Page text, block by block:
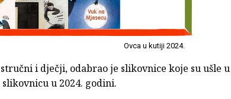
Ovca u kutiji 2024.
i dječji, odabrao je slikovnice koje su ušle u
u 2024. godini.